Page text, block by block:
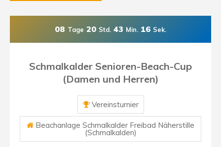
08 Tage 20 Std. 43 Min. 15 Sek.
Schmalkalder Senioren-Beach-Cup
(Damen und Herren)
Vereinsturnier
Beachanlage Schmalkalder Freibad Näherstille
(Schmalkalden)